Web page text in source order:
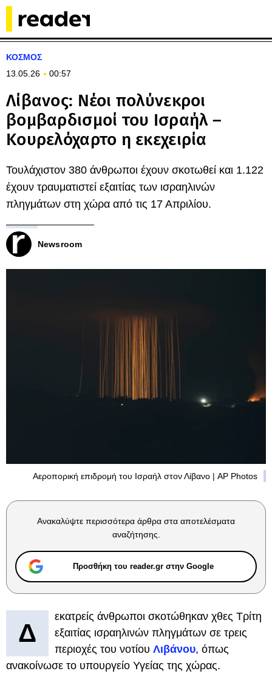
ΚΟΣΜΟΣ
13.05.26
00:57
Λίβανος: Νέοι πολύνεκροι
βομβαρδισμοί του Ισραήλ –
Κουρελόχαρτο η εκεχειρία
Τουλάχιστον 380 άνθρωποι έχουν σκοτωθεί και 1.122
έχουν τραυματιστεί εξαιτίας των ισραηλινών
πληγμάτων στη χώρα από τις 17 Απριλίου.
Newsroom
Αεροπορική επιδρομή του Ισραήλ στον Λίβανο | AP Photos
Ανακαλύψτε περισσότερα άρθρα στα αποτελέσματα
αναζήτησης.
Προσθήκη του reader.gr στην Google
Δ
εκατρείς άνθρωποι σκοτώθηκαν χθες Τρίτη
εξαιτίας ισραηλινών πληγμάτων σε τρεις
περιοχές του νοτίου Λιβάνου, όπως
ανακοίνωσε το υπουργείο Υγείας της χώρας.